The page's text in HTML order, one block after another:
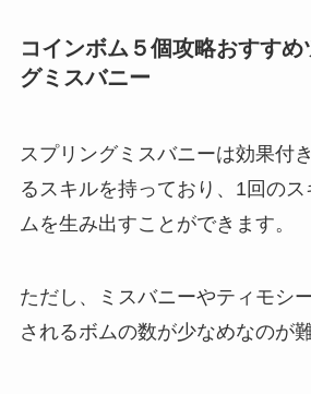
コインボム５個攻略おすす
グミスバニー
スプリングミスバニーは効果付
るスキルを持っており、1回の
ムを生み出すことができます。
ただし、ミスバニーやティモシ
されるボムの数が少なめなのが